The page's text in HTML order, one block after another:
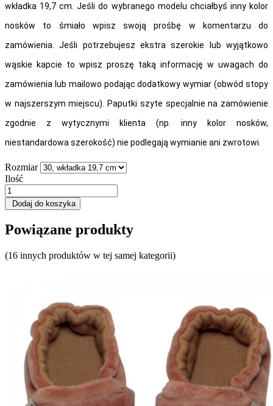
wkładka 19,7 cm. Jeśli do wybranego modelu chciałbyś inny kolor
nosków to śmiało wpisz swoją prośbę w komentarzu do
zamówienia. Jeśli potrzebujesz ekstra szerokie lub wyjątkowo
wąskie kapcie to wpisz proszę taką informację w uwagach do
zamówienia lub mailowo podając dodatkowy wymiar (obwód stopy
w najszerszym miejscu).Paputki szyte specjalnie na zamówienie
zgodnie z wytycznymi klienta (np. inny kolor nosków,
niestandardowa szerokość) nie podlegają wymianie ani zwrotowi.
Rozmiar
Ilość
Dodaj do koszyka
Powiązane produkty
(16 innych produktów w tej samej kategorii)